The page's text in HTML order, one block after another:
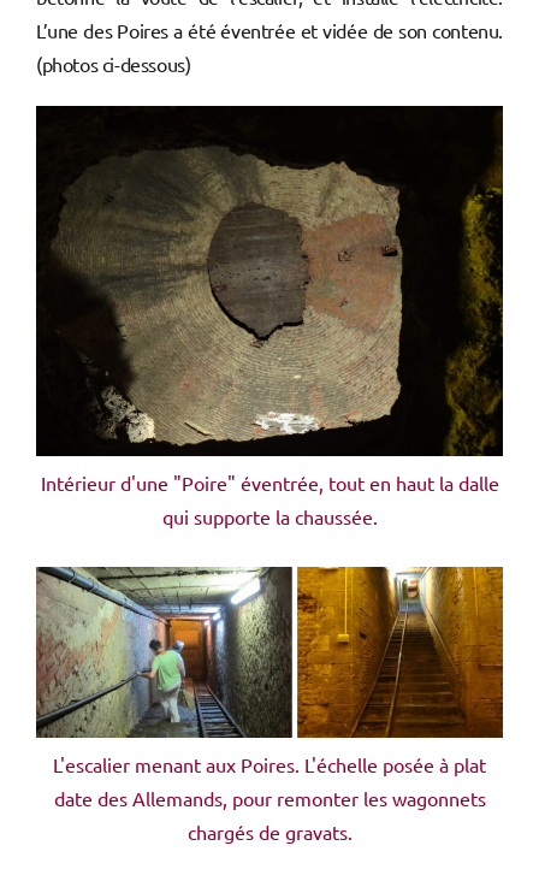
L’une des Poires a été éventrée et vidée de son contenu.
(photos ci-dessous)
Intérieur d'une "Poire" éventrée, tout en haut la dalle
qui supporte la chaussée.
‌L'escalier menant aux Poires. L'échelle posée à plat
date des Allemands, pour remonter les wagonnets
chargés de gravats.